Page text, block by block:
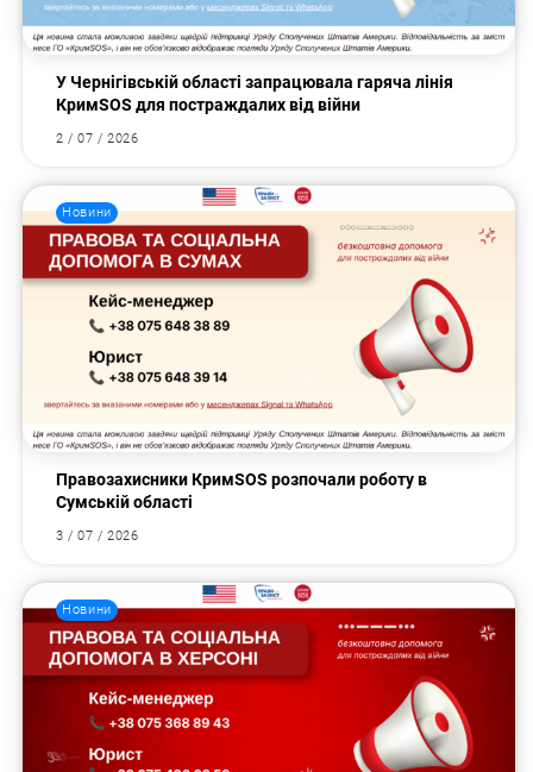
У Чернігівській області запрацювала гаряча лінія
КримSOS для постраждалих від війни
2 / 07 / 2026
Новини
Правозахисники КримSOS розпочали роботу в
Сумській області
3 / 07 / 2026
Новини